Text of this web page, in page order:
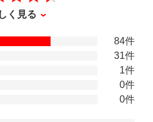
く見る
84件
31件
1件
0件
0件